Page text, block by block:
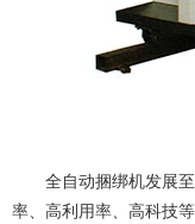
全自动捆绑机发展至
率、高利用率、高科技